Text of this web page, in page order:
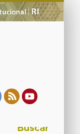
Buscar